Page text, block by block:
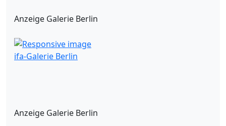
Anzeige Galerie Berlin
ifa-Galerie Berlin
Anzeige Galerie Berlin